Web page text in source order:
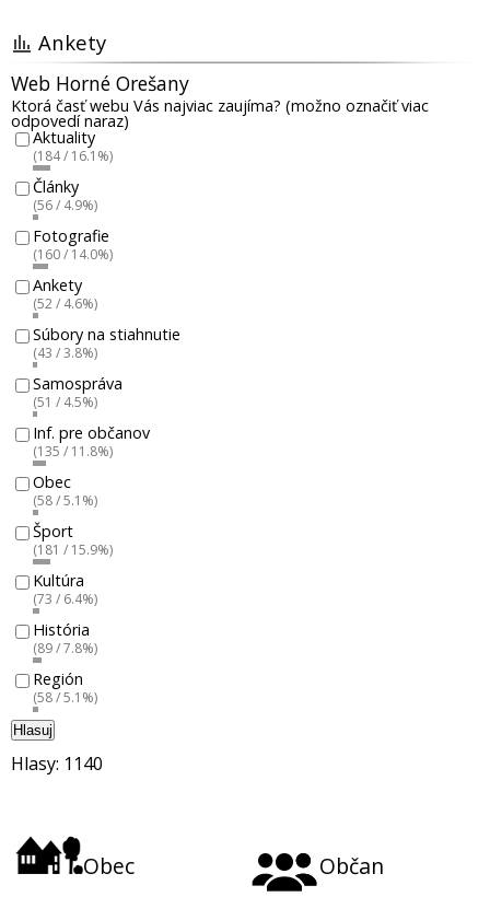
Ankety
Web Horné Orešany
Ktorá časť webu Vás najviac zaujíma? (možno označiť viac
odpovedí naraz)
Aktuality
(184 / 16.1%)
Články
(56 / 4.9%)
Fotografie
(160 / 14.0%)
Ankety
(52 / 4.6%)
Súbory na stiahnutie
(43 / 3.8%)
Samospráva
(51 / 4.5%)
Inf. pre občanov
(135 / 11.8%)
Obec
(58 / 5.1%)
Šport
(181 / 15.9%)
Kultúra
(73 / 6.4%)
História
(89 / 7.8%)
Región
(58 / 5.1%)
Hlasuj
Hlasy: 1140
Obec Občan